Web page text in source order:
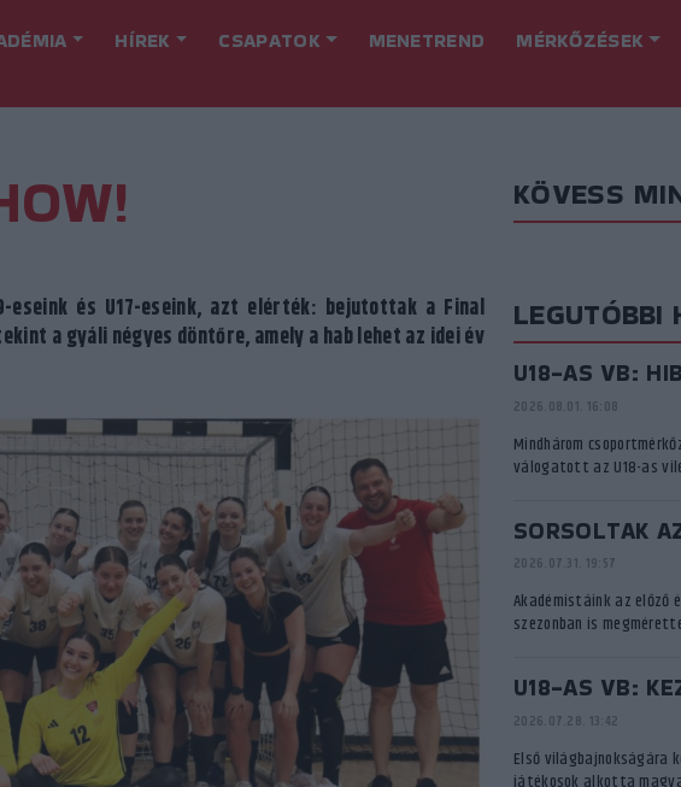
HÍREK CSAPATOK MENETREND MÉRKŐZÉSEK
eseink és U17-eseink, azt elérték: bejutottak a Final
a gyáli négyes döntőre, amely a hab lehet az idei év
KÖVESS
LEGUTÓBBI
U18-AS VB:
2026.08.01. 16:08
Mindhárom
válogatott az U18-as
SORSOLTAK
2026.07.31. 19:57
Akadémistáink az előző
szezonban is
U18-AS VB:
2026.07.28. 13:42
Első világbajnokságára